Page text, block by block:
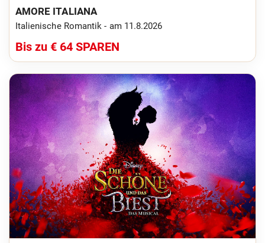
AMORE ITALIANA
Italienische Romantik - am 11.8.2026
Bis zu € 64 SPAREN